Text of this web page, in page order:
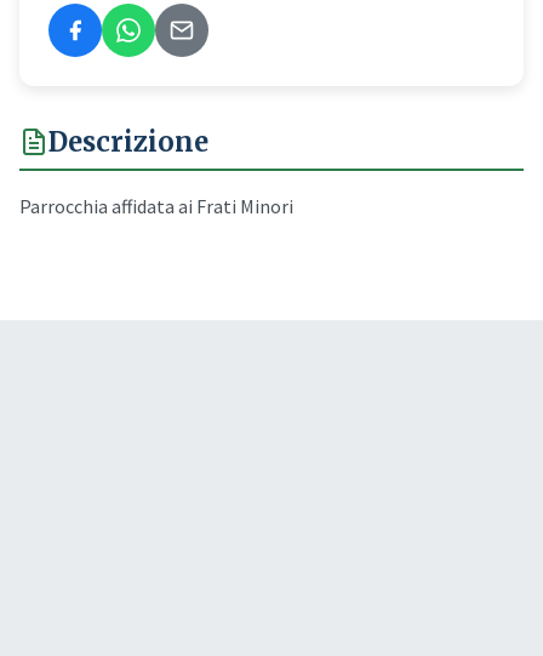
Descrizione
Parrocchia affidata ai Frati Minori